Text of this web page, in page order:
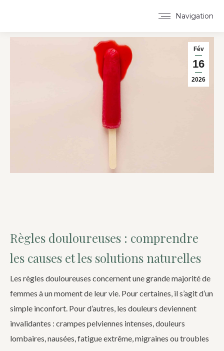
Navigation
Fév
16
2026
Règles douloureuses : comprendre
les causes et les solutions naturelles
Les règles douloureuses concernent une grande majorité de
femmes à un moment de leur vie. Pour certaines, il s’agit d’un
simple inconfort. Pour d’autres, les douleurs deviennent
invalidantes : crampes pelviennes intenses, douleurs
lombaires, nausées, fatigue extrême, migraines ou troubles